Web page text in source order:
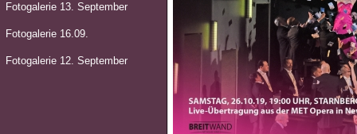
Fotogalerie 13. September
Fotogalerie 16.09.
Fotogalerie 12. September